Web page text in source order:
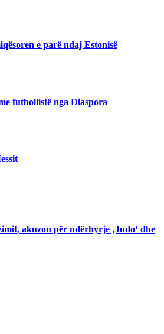
e parë ndaj Estonisë
futbollistë nga Diaspora
akuzon për ndërhyrje ‚Judo‘ dhe